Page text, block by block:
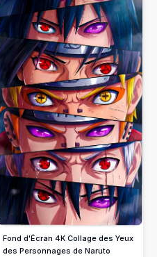
Fond d'Écran 4K Collage des Yeux
des Personnages de Naruto